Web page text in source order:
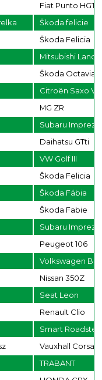
Fiat Punto HGT
Škoda felicie
Škoda Felicia
Mitsubishi
Škoda Octavia
Citroën Saxo
MG ZR
Subaru Impreza
Daihatsu GTti
VW Golf III
Škoda Felicia
Škoda Fábia
Škoda Fabie
Subaru Impreza
Peugeot 106
Volkswagen
Nissan 350Z
Seat Leon
Renault Clio
Smart Roadster
Vauxhall Corsa
TRABANT